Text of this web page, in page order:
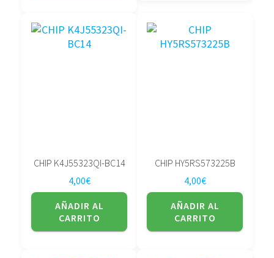
CHIP K4J55323QI-BC14
4,00€
AÑADIR AL
CARRITO
CHIP HY5RS573225B
4,00€
AÑADIR AL
CARRITO